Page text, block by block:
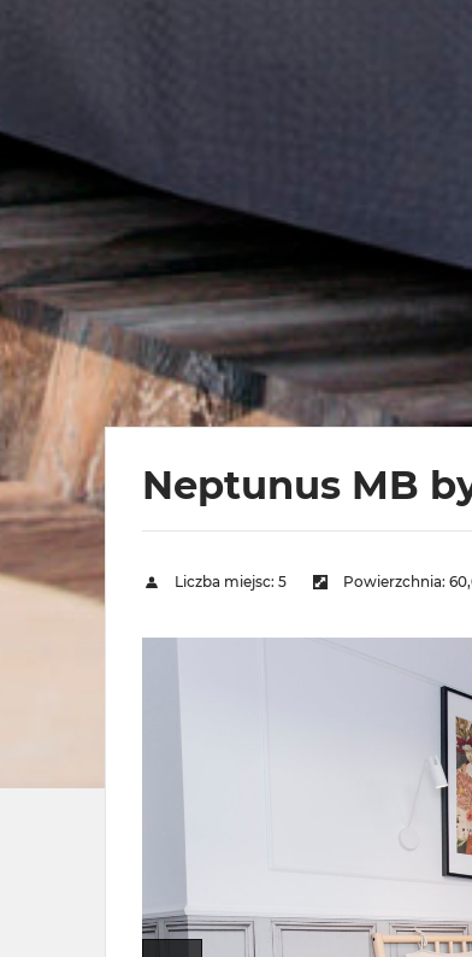
Neptunus MB
Liczba miejsc: 5 Powierzchnia: